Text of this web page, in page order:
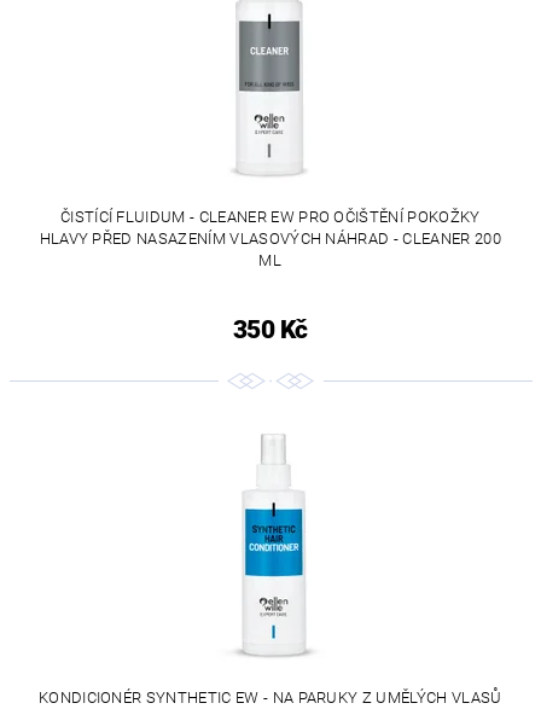
ČISTÍCÍ FLUIDUM - CLEANER EW PRO OČIŠTĚNÍ POKOŽKY
HLAVY PŘED NASAZENÍM VLASOVÝCH NÁHRAD - CLEANER 200
ML
350 Kč
KONDICIONÉR SYNTHETIC EW - NA PARUKY Z UMĚLÝCH VLASŮ